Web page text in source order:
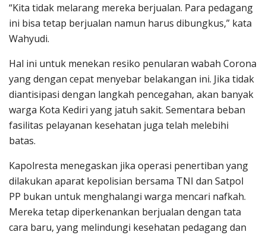
“Kita tidak melarang mereka berjualan. Para pedagang
ini bisa tetap berjualan namun harus dibungkus,” kata
Wahyudi.
Hal ini untuk menekan resiko penularan wabah Corona
yang dengan cepat menyebar belakangan ini. Jika tidak
diantisipasi dengan langkah pencegahan, akan banyak
warga Kota Kediri yang jatuh sakit. Sementara beban
fasilitas pelayanan kesehatan juga telah melebihi
batas.
Kapolresta menegaskan jika operasi penertiban yang
dilakukan aparat kepolisian bersama TNI dan Satpol
PP bukan untuk menghalangi warga mencari nafkah.
Mereka tetap diperkenankan berjualan dengan tata
cara baru, yang melindungi kesehatan pedagang dan